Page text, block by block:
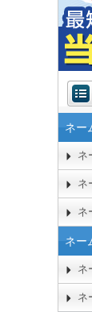
ネー
ネ
ネ
ネ
ネー
ネ
ネ